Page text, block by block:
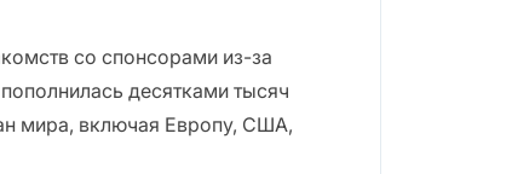
со спонсорами из-за
десятками тысяч
мира, включая Европу, США,